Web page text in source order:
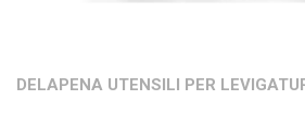
DELAPENA UTENSILI PER